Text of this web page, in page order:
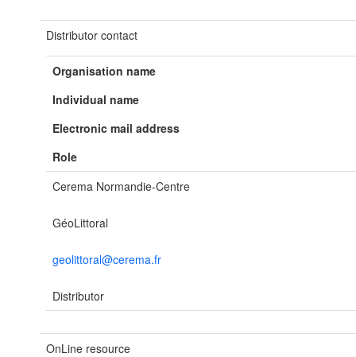
Distributor contact
Organisation name
Individual name
Electronic mail address
Role
Cerema Normandie-Centre
GéoLittoral
geolittoral@cerema.fr
Distributor
OnLine resource